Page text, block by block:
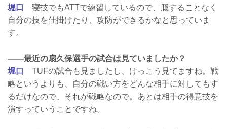
堀口
寝技でもATTで練習しているので、臆することなく
自分の技を仕掛けたり、攻防ができるかなと思っていま
す。
——最近の扇久保選手の試合は見ていましたか？
堀口
TUFの試合も見ましたし、けっこう見てますね。戦
略というよりも、自分の戦い方をどんな相手に対してもす
るだけなので、それが戦略なので。あとは相手の得意技を
潰すっていうことですね。